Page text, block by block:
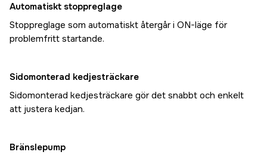
Automatiskt stoppreglage
Stoppreglage som automatiskt återgår i ON-läge för
problemfritt startande.
Sidomonterad kedjesträckare
Sidomonterad kedjesträckare gör det snabbt och enkelt
att justera kedjan.
Bränslepump